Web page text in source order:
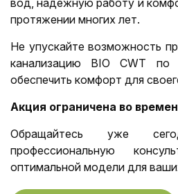
протяжении многих лет.
Не упускайте возможность
канализацию BIO CWT по
обеспечить комфорт для
Акция ограничена во
Обращайтесь уже
профессиональную
оптимальной модели для